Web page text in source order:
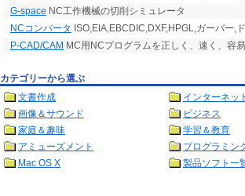
G-space NC工作機械の切削シミュレータ
NCコンバータ ISO,EIA,EBCDIC,DXF,HPGL,ガーバー,
P-CAD/CAM MC用NCプログラムを正しく、速く、容
カテゴリーから選ぶ
文書作成
インターネッ
画像＆サウンド
ビジネス
家庭＆趣味
学習＆教育
アミューズメント
プログラミン
Mac OS X
製品ソフト一